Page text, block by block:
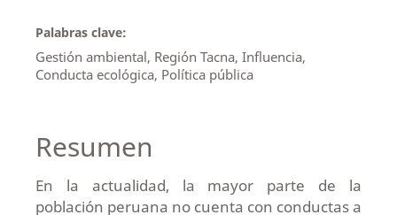
Palabras clave:
Gestión ambiental, Región Tacna, Influencia,
Conducta ecológica, Política pública
Resumen
En la actualidad, la mayor parte de la
población peruana no cuenta con conductas a